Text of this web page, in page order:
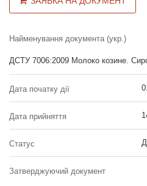
Найменування документа (укр.)
ДСТУ 7006:2009 Молоко козине.
Дата початку дії
Дата прийняття
Статус
Затверджуючий документ